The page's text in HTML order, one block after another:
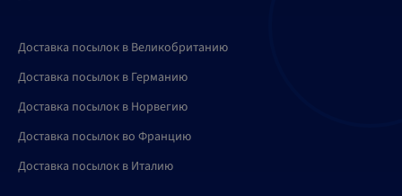
Доставка посылок в Великобританию
Доставка посылок в Германию
Доставка посылок в Норвегию
Доставка посылок во Францию
Доставка посылок в Италию